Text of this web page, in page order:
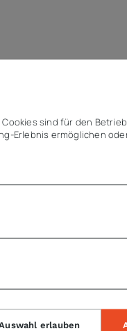
sind für den
Erlebnis ermöglichen
erlauben